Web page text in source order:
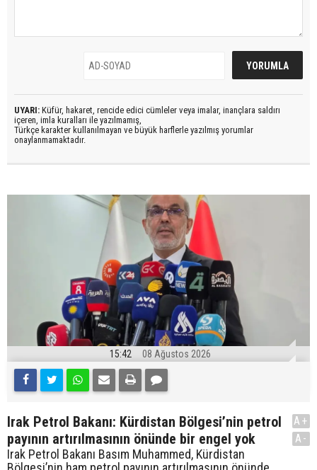
UYARI: Küfür, hakaret, rencide edici cümleler veya imalar, inançlara saldırı
içeren, imla kuralları ile yazılmamış,
Türkçe karakter kullanılmayan ve büyük harflerle yazılmış yorumlar
onaylanmamaktadır.
15:42 08 Ağustos 2026
Irak Petrol Bakanı: Kürdistan Bölgesi’nin petrol
payının artırılmasının önünde bir engel yok
Irak Petrol Bakanı Basım Muhammed, Kürdistan
A+
A-